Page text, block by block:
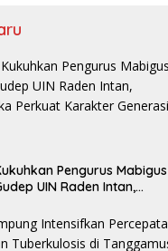
Pengurus Mabigus
UIN Raden Intan,